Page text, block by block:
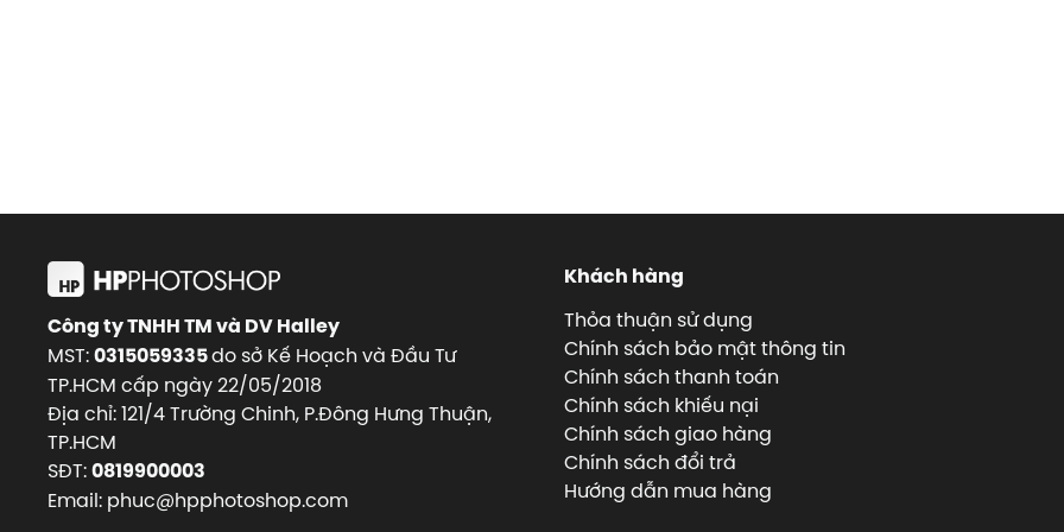
Công ty TNHH TM và DV Halley
MST:0315059335do sở Kế Hoạch và Đầu Tư
TP.HCM cấp ngày 22/05/2018
Địa chỉ: 121/4 Trường Chinh, P.Đông Hưng Thuận,
TP.HCM
SĐT:0819900003
Email: phuc@hpphotoshop.com
Khách hàng
Thỏa thuận sử dụng
Chính sách bảo mật thông tin
Chính sách thanh toán
Chính sách khiếu nại
Chính sách giao hàng
Chính sách đổi trả
Hướng dẫn mua hàng